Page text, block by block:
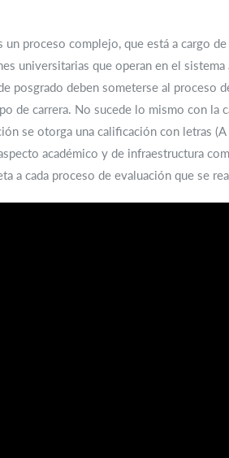
proceso complejo, que está a cargo
universitarias que operan en el sistema
posgrado deben someterse al proceso
de carrera. No sucede lo mismo con la
se otorga una calificación con letras
académico y de infraestructura
a cada proceso de evaluación que se